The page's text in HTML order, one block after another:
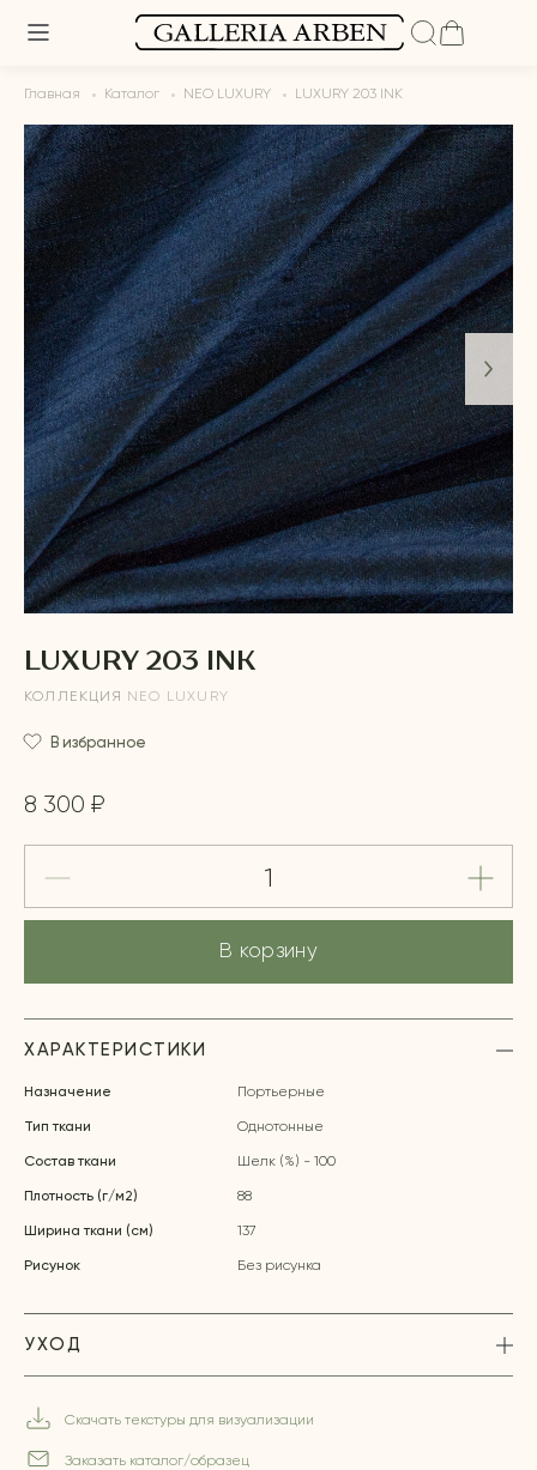
Главная Каталог NEO LUXURY LUXURY 203 INK
LUXURY 203 INK
КОЛЛЕКЦИЯ NEO LUXURY
В избранное
8 300 ₽
В корзину
ХАРАКТЕРИСТИКИ
Назначение Портьерные
Тип ткани Однотонные
Состав ткани Шелк (%) - 100
Плотность (г/м2) 88
Ширина ткани (см) 137
Рисунок Без рисунка
УХОД
Скачать текстуры для визуализации
Заказать каталог/образец